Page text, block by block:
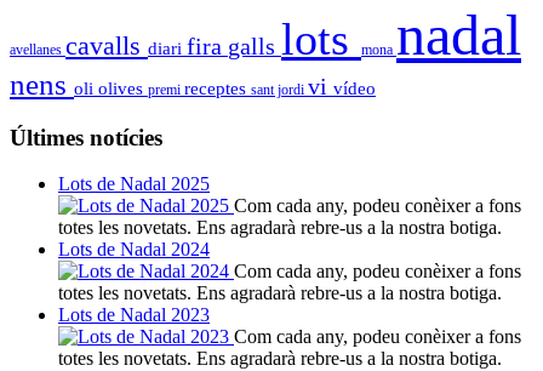
avellanes cavalls diari fira galls lots mona nadal
nens oli olives premi receptes sant jordi vi vídeo
Últimes notícies
Lots de Nadal 2025
Com cada any, podeu conèixer a fons
totes les novetats. Ens agradarà rebre-us a la nostra botiga.
Lots de Nadal 2024
Com cada any, podeu conèixer a fons
totes les novetats. Ens agradarà rebre-us a la nostra botiga.
Lots de Nadal 2023
Com cada any, podeu conèixer a fons
totes les novetats. Ens agradarà rebre-us a la nostra botiga.